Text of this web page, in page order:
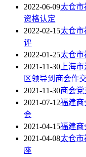
2022-06-09太仓
资格认定
2022-02-15太仓
评
2022-01-25太仓
2021-11-30上海
区领导到商会作
2021-11-30商会
2021-07-12福建商
会
2021-04-15福建商
2021-04-08太仓市
座